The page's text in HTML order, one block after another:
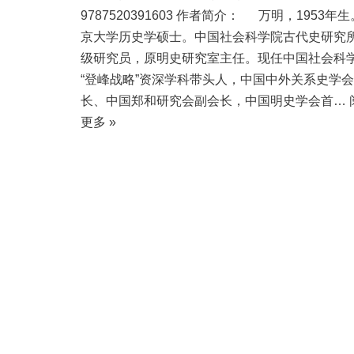
9787520391603 作者简介： 万明，1953年生
京大学历史学硕士。中国社会科学院古代史研究
级研究员，原明史研究室主任。现任中国社会科
“登峰战略”资深学科带头人，中国中外关系史学
长、中国郑和研究会副会长，中国明史学会首…
更多 »